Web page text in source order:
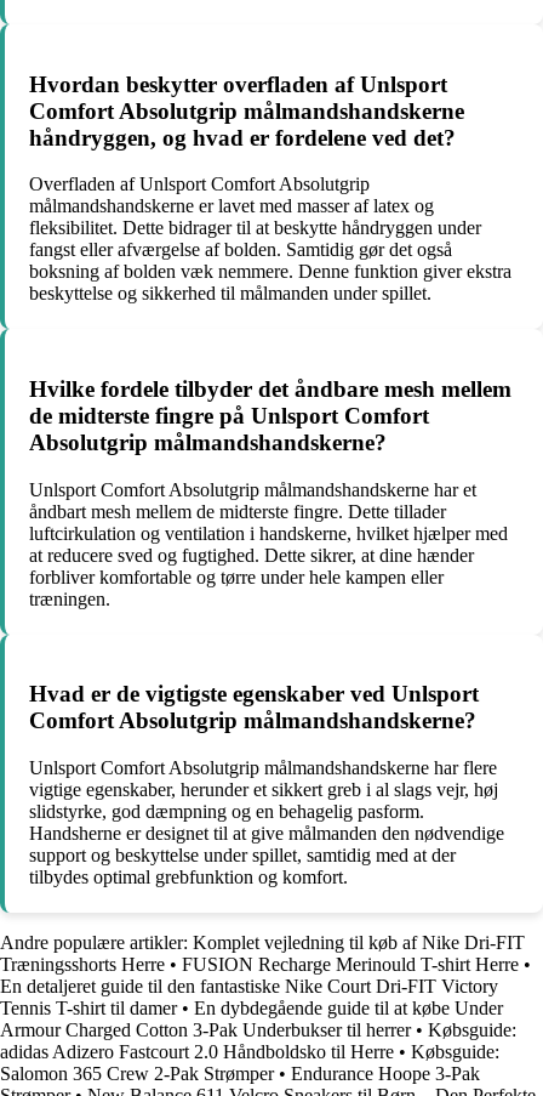
Hvordan beskytter overfladen af Unlsport
Comfort Absolutgrip målmandshandskerne
håndryggen, og hvad er fordelene ved det?
Overfladen af Unlsport Comfort Absolutgrip
målmandshandskerne er lavet med masser af latex og
fleksibilitet. Dette bidrager til at beskytte håndryggen under
fangst eller afværgelse af bolden. Samtidig gør det også
boksning af bolden væk nemmere. Denne funktion giver ekstra
beskyttelse og sikkerhed til målmanden under spillet.
Hvilke fordele tilbyder det åndbare mesh mellem
de midterste fingre på Unlsport Comfort
Absolutgrip målmandshandskerne?
Unlsport Comfort Absolutgrip målmandshandskerne har et
åndbart mesh mellem de midterste fingre. Dette tillader
luftcirkulation og ventilation i handskerne, hvilket hjælper med
at reducere sved og fugtighed. Dette sikrer, at dine hænder
forbliver komfortable og tørre under hele kampen eller
træningen.
Hvad er de vigtigste egenskaber ved Unlsport
Comfort Absolutgrip målmandshandskerne?
Unlsport Comfort Absolutgrip målmandshandskerne har flere
vigtige egenskaber, herunder et sikkert greb i al slags vejr, høj
slidstyrke, god dæmpning og en behagelig pasform.
Handsherne er designet til at give målmanden den nødvendige
support og beskyttelse under spillet, samtidig med at der
tilbydes optimal grebfunktion og komfort.
Andre populære artikler: Komplet vejledning til køb af Nike Dri-FIT
Træningsshorts Herre • FUSION Recharge Merinould T-shirt Herre •
En detaljeret guide til den fantastiske Nike Court Dri-FIT Victory
Tennis T-shirt til damer• En dybdegående guide til at købe Under
Armour Charged Cotton 3-Pak Underbukser til herrer• Købsguide:
adidas Adizero Fastcourt 2.0 Håndboldsko til Herre • Købsguide:
Salomon 365 Crew 2-Pak Strømper• Endurance Hoope 3-Pak